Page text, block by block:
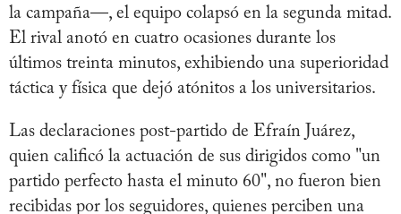
la campaña—, el equipo colapsó en la segunda mitad.
El rival anotó en cuatro ocasiones durante los
últimos treinta minutos, exhibiendo una superioridad
táctica y física que dejó atónitos a los universitarios.
Las declaraciones post-partido de Efraín Juárez,
quien calificó la actuación de sus dirigidos como "un
partido perfecto hasta el minuto 60", no fueron bien
recibidas por los seguidores, quienes perciben una